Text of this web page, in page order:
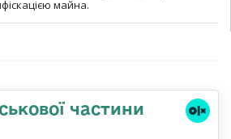
майна.
частини